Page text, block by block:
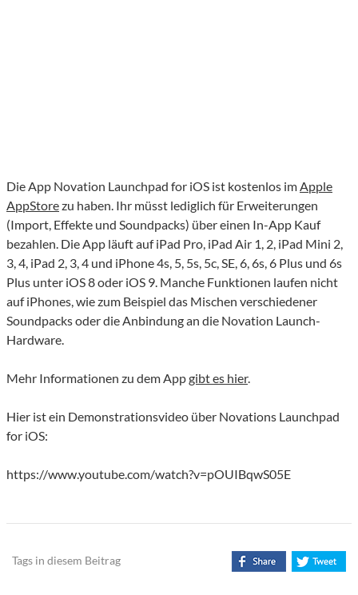
Die App Novation Launchpad for iOS ist kostenlos imApple
AppStorezu haben. Ihr müsst lediglich für Erweiterungen
(Import, Effekte und Soundpacks) über einen In-App Kauf
bezahlen. Die App läuft auf iPad Pro, iPad Air 1, 2, iPad Mini 2,
3, 4, iPad 2, 3, 4 und iPhone 4s, 5, 5s, 5c, SE, 6, 6s, 6 Plus und 6s
Plus unter iOS 8 oder iOS 9. Manche Funktionen laufen nicht
auf iPhones, wie zum Beispiel das Mischen verschiedener
Soundpacks oder die Anbindung an die Novation Launch-
Hardware.
Mehr Informationen zu dem Appgibt es hier.
Hier ist ein Demonstrationsvideo über Novations Launchpad
for iOS:
https://www.youtube.com/watch?v=pOUIBqwS05E
Tags in diesem Beitrag